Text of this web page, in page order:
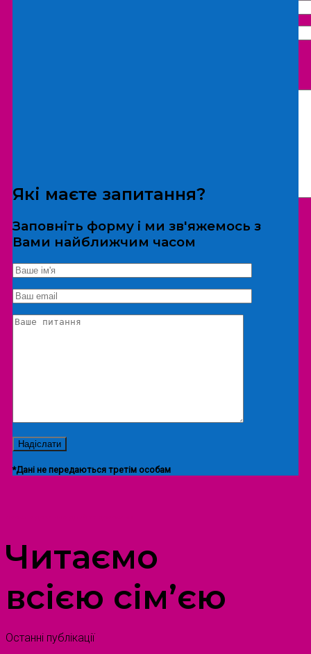
*Дані не передаються третім особам
Екскурсія/локація
Які маєте запитання?
Заповніть форму і ми зв'яжемось з
Вами найближчим часом
*Дані не передаються третім особам
Читаємо
всією сім’єю
Останні публікації